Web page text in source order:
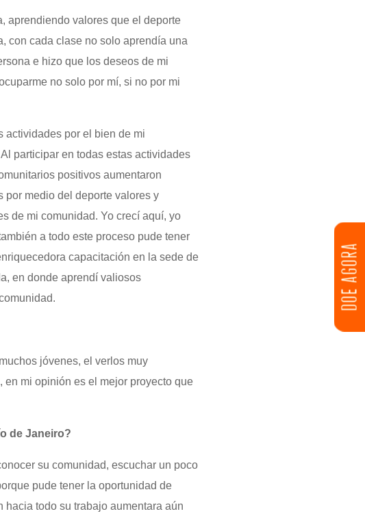
DOE AGORA
aprendiendo valores que el deporte
con cada clase no solo aprendía una
e hizo que los deseos de mi
no solo por mí, si no por mi
actividades por el bien de mi
participar en todas estas actividades
positivos aumentaron
por medio del deporte valores y
de mi comunidad. Yo crecí aquí, yo
a todo este proceso pude tener
capacitación en la sede de
en donde aprendí valiosos
jóvenes, el verlos muy
mi opinión es el mejor proyecto que
de Janeiro?
su comunidad, escuchar un poco
pude tener la oportunidad de
todo su trabajo aumentara aún